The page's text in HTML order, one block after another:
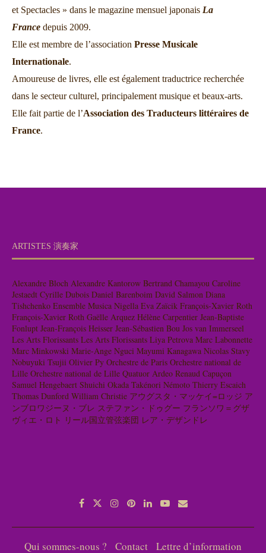
et Spectacles » dans le magazine mensuel japonais La
France depuis 2009.
Elle est membre de l’association Presse Musicale
Internationale.
Amoureuse de livres, elle est également traductrice recherchée
dans le secteur culturel, principalement musique et beaux-arts.
Elle fait partie de l’Association des Traducteurs littéraires de
France.
ARTISTES 演奏家
Alexandre Bloch Alexandre Kantorow Bertrand Chamayou Caroline
Jestaedt Cyrille Dubois Daniel Barenboim David Salmon Diana
Tishchenko Ensemble Musica Nigella Eva Zaïcik François-Xavier Roth
François-Xavier Roth Gaëlle Arquez Hélène Carpentier Jean-Baptiste
Fonlupt Jean-François Heisser Jean-Sébastien Bou Jos van Immerseel
Les Arts Florissants Les Arts Florissants Liya Petrova Marc Labonnette
Marc Minkowski Marie-Ange Nguci Mayumi Kanagawa Nicolas Stavy
Nobuyuki Tsujii Olivier Py Orchestre de Paris Orchestre national de
Lille Orchestre national de Lille Quatuor Ardeo Renaud Capuçon
Samuel Hengebaert Shuichi Okada Takénori Némoto Thierry Escaich
Thomas Dunford William Christie アウグスタ・マッケイ=ロッジ ア
ンブロワジーヌ・ブレ ステファン・ドゥグー フランソワ＝グザ
ヴィエ・ロト リール国立管弦楽団 レア・デザンドレ
Qui sommes-nous ? Contact Lettre d’information